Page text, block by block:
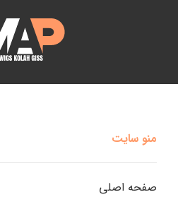
منو سایت
صفحه اصلی